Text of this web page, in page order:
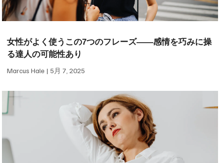
女性がよく使うこの7つのフレーズ——感情を巧みに操
る達人の可能性あり
Marcus Hale 5月 7, 2025